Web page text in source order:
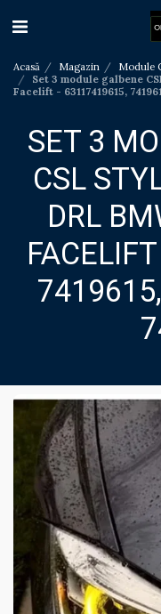
Acasă Magazin
Module
Set 3 module galbene
Facelift - 63117419615,
SET 3
CSL
DRL